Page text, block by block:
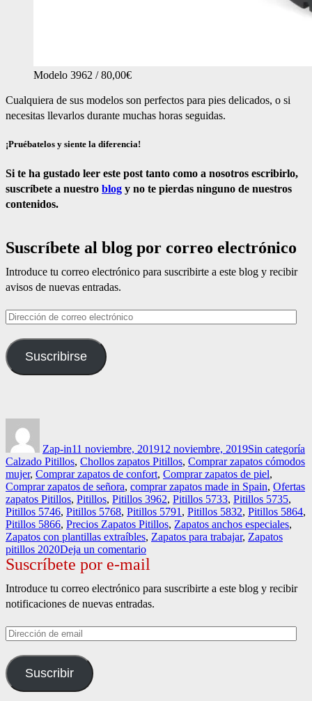
Modelo 3962 / 80,00€
Cualquiera de sus modelos son perfectos para pies delicados, o si
necesitas llevarlos durante muchas horas seguidas.
¡Pruébatelos y siente la diferencia!
Si te ha gustado leer este post tanto como a nosotros escribirlo,
suscríbete a nuestro blog y no te pierdas ninguno de nuestros
contenidos.
Suscríbete al blog por correo electrónico
Introduce tu correo electrónico para suscribirte a este blog y recibir
avisos de nuevas entradas.
Dirección
correo
electrónico
Suscribirse
Zap-in11 noviembre, 201912 noviembre, 2019Sin categoría
Calzado Pitillos, Chollos zapatos Pitillos, Comprar zapatos cómodos
mujer, Comprar zapatos de confort, Comprar zapatos de piel,
Comprar zapatos de señora, comprar zapatos made in Spain, Ofertas
zapatos Pitillos, Pitillos, Pitillos 3962, Pitillos 5733, Pitillos 5735,
Pitillos 5746, Pitillos 5768, Pitillos 5791 , Pitillos 5832, Pitillos 5864,
Pitillos 5866, Precios Zapatos Pitillos, Zapatos anchos especiales,
Zapatos con plantillas extraíbles, Zapatos para trabajar, Zapatos
pitillos 2020Deja un comentarioen
Pitillos
sinónimo
de
Suscríbete por e-mail
Introduce tu correo electrónico para suscribirte a este blog y recibir
notificaciones de nuevas entradas.
Dirección
email
Suscribir